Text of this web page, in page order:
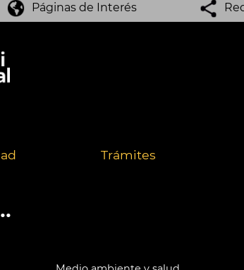
Páginas de Interés
Trámites